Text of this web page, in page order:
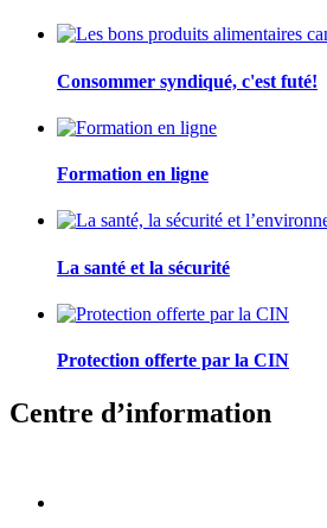
Consommer syndiqué, c'est futé!
Formation en ligne
La santé et la sécurité
Protection offerte par la CIN
Centre d’information